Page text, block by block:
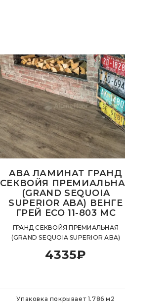
ABA ЛАМИНАТ ГРАНД
СЕКВОЙЯ ПРЕМИАЛЬНАЯ
(GRAND SEQUOIA
SUPERIOR ABA) ВЕНГЕ
ГРЕЙ ECO 11-803 MC
ГРАНД СЕКВОЙЯ ПРЕМИАЛЬНАЯ
(GRAND SEQUOIA SUPERIOR ABA)
4335₽
Упаковка покрывает 1.786 м 2